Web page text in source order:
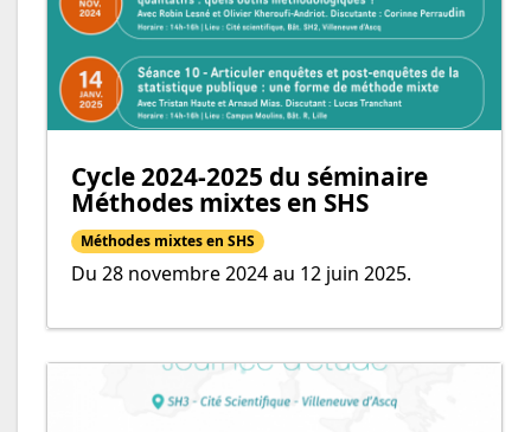
Cycle 2024-2025 du séminaire
Méthodes mixtes en SHS
Méthodes mixtes en SHS
Du 28 novembre 2024 au 12 juin 2025.